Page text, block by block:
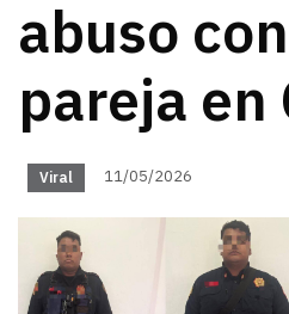
abuso
pareja en
Viral 11/05/2026